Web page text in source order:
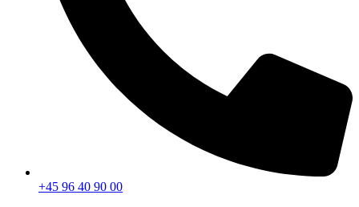
+45 96 40 90 00